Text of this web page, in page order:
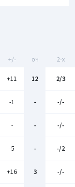
+/- оч 2-x
+11 12 2/3
-1 - -/-
- - -/-
-5 - -/2
+16 3 -/-